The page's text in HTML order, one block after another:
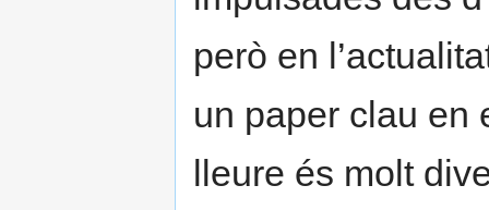
però en
un paper clau en
lleure és molt